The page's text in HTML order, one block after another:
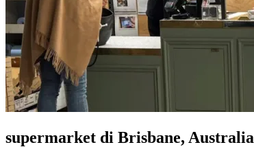
supermarket di Brisbane, Australia